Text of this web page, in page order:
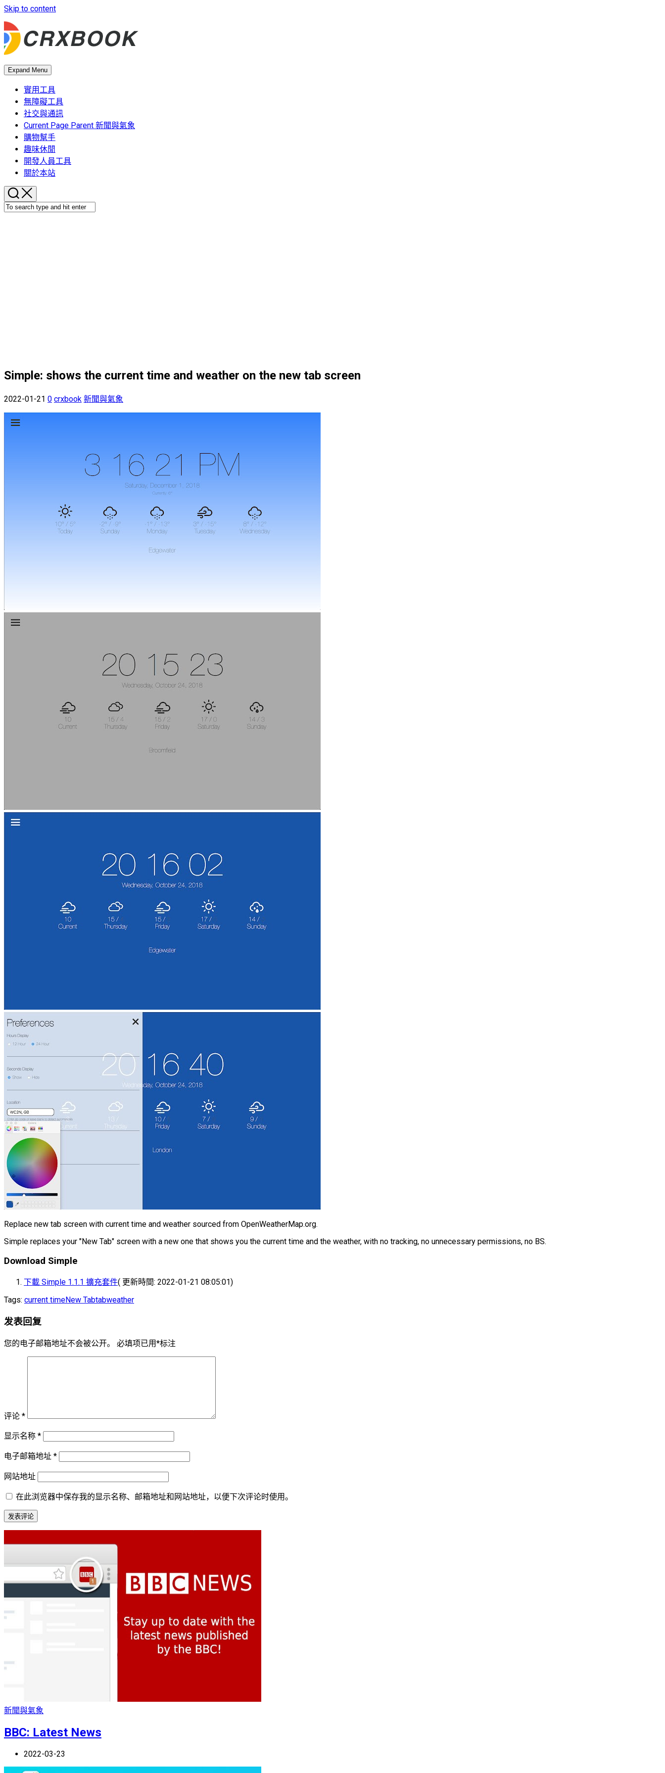
Skip to content
Expand Menu
實用工具
無障礙工具
社交與通訊
Current Page Parent 新聞與氣象
購物幫手
趣味休閒
開發人員工具
關於本站
Simple: shows the current time and weather on the new tab screen
2022-01-21 0 crxbook 新聞與氣象
Replace new tab screen with current time and weather sourced from OpenWeatherMap.org.
Simple replaces your "New Tab" screen with a new one that shows you the current time and the weather, with no tracking, no unnecessary permissions, no BS.
Download Simple
下載 Simple 1.1.1 擴充套件( 更新時間: 2022-01-21 08:05:01)
Tags: current timeNew Tabtabweather
发表回复
您的电子邮箱地址不会被公开。 必填项已用*标注
评论 *
显示名称 *
电子邮箱地址 *
网站地址
在此浏览器中保存我的显示名称、邮箱地址和网站地址，以便下次评论时使用。
新聞與氣象
BBC: Latest News
2022-03-23